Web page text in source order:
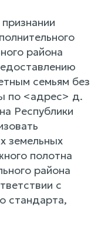
района
семьям без
по <адрес> д.
Республики
земельных
полотна
района
с
стандарта,